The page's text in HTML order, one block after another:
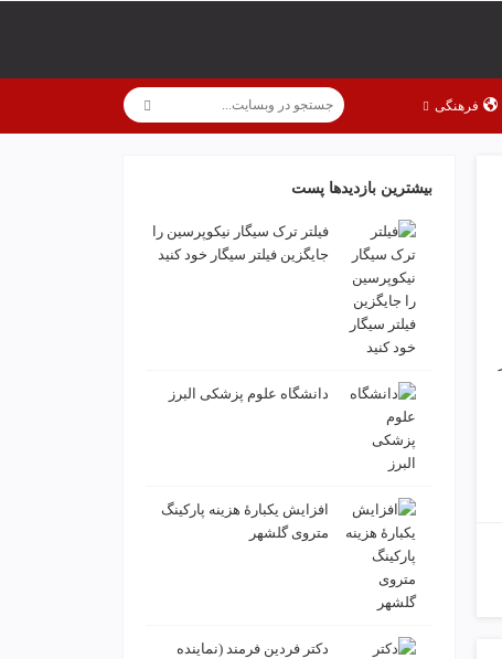
فرهنگی
بیشترین بازدیدها پست
فیلتر ترک سیگار نیکوپرسین را
جایگزین فیلتر سیگار خود کنید
دانشگاه علوم پزشکی البرز
افزایش یکبارۀ هزینه پارکینگ
متروی گلشهر
دكتر فردين فرمند (نماينده